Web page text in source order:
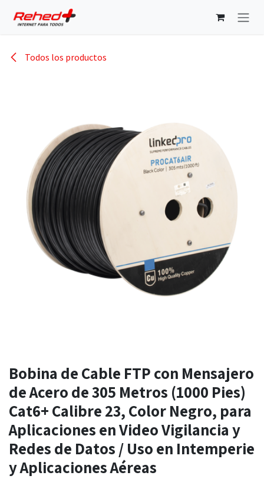
Todos los productos
Bobina de Cable FTP con Mensajero
de Acero de 305 Metros (1000 Pies)
Cat6+ Calibre 23, Color Negro, para
Aplicaciones en Video Vigilancia y
Redes de Datos / Uso en Intemperie
y Aplicaciones Aéreas